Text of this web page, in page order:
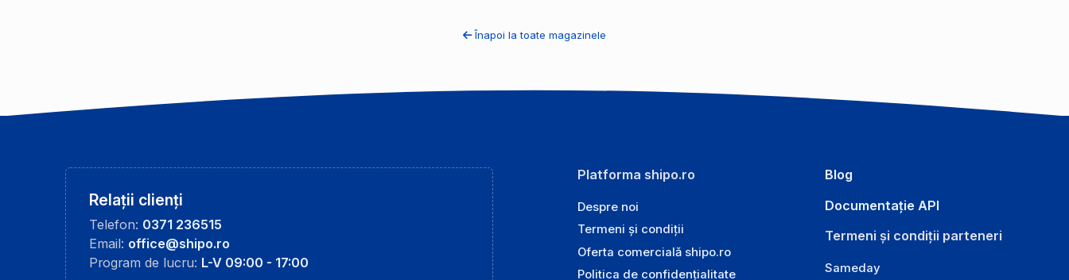
Înapoi la toate magazinele
Relații clienți
Telefon: 0371 236515
Email: office@shipo.ro
Program de lucru: L-V 09:00 - 17:00
Platforma shipo.ro
Despre noi
Termeni și condiții
Oferta comercială shipo.ro
Politica de confidențialitate
Blog
Documentație API
Termeni și condiții parteneri
Sameday